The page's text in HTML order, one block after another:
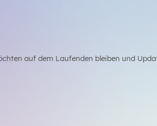
auf dem Laufenden bleiben und